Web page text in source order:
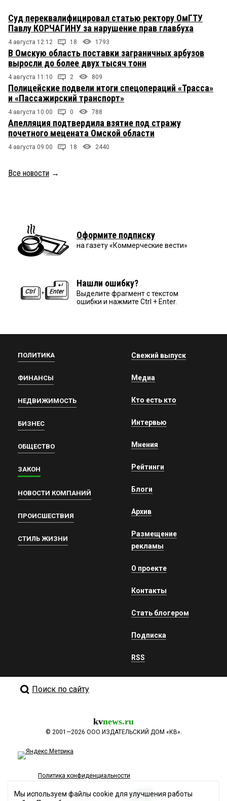
Суд переквалифицировал статью ректору ОмГТУ
Павлу КОРЧАГИНУ за нарушение прав главбуха
4 августа 12:12 18 1793
В Омскую область поставки заграничных арбузов
выросли до более двух тысяч тонн
4 августа 11:10 2 809
Полицейские подвели итоги спецопераций «Трасса»
и «Пассажирский транспорт»
4 августа 10:00 0 788
Апелляция подтвердила взятие под стражу
почетного мецената Омской области
4 августа 09:00 18 2440
Все новости →
Оформите подписку
на газету «Коммерческие вести»
Нашли ошибку?
Выделите фрагмент с текстом
ошибки и нажмите Ctrl + Enter.
ПОЛИТИКА
ФИНАНСЫ
НЕДВИЖИМОСТЬ
БИЗНЕС
ОБЩЕСТВО
ЗАКОН
НОВОСТИ КОМПАНИЙ
ПРОИСШЕСТВИЯ
СТИЛЬ ЖИЗНИ
Свежий выпуск
Медиа
Кто есть кто
Интервью
Мнения
Рейтинги
Блоги
Архив
Размещение
рекламы
О проекте
Контакты
Стать блогером
Подписка
RSS
Поиск по сайту
kvnews.ru
© 2001—2026 ООО ИЗДАТЕЛЬСКИЙ ДОМ «КВ».
Политика конфиденциальности
Мы используем файлы cookie для улучшения работы